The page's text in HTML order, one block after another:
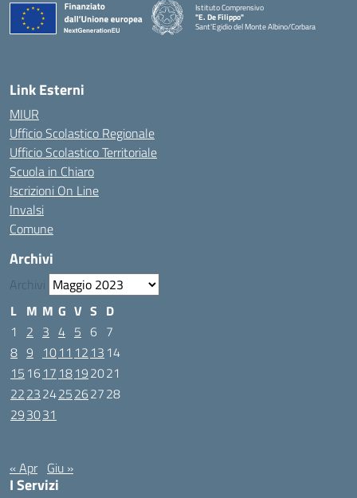
Istituto Comprensivo
"E. De Filippo"
Sant'Egidio del Monte Albino/Corbara
Link Esterni
MIUR
Ufficio Scolastico Regionale
Ufficio Scolastico Territoriale
Scuola in Chiaro
Iscrizioni On Line
Invalsi
Comune
Archivi
Archivi
L M M G V S D
1
2 3 4 5 6 7
8 9 1011 12 13 14
15 1617 18192021
22232425262728
293031
« Apr Giu »
I Servizi